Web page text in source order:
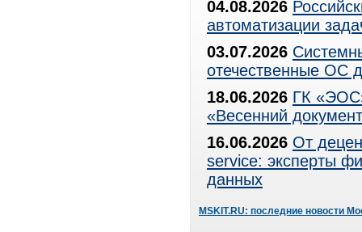
04.08.2026
автоматизации
03.07.2026
отечественные ОС
18.06.2026 ГК
«Весенний
16.06.2026 От
service: эксперты
данных
MSKIT.RU: последние новости